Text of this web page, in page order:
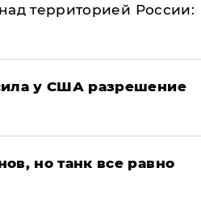
территорией России:
у США разрешение
но танк все равно